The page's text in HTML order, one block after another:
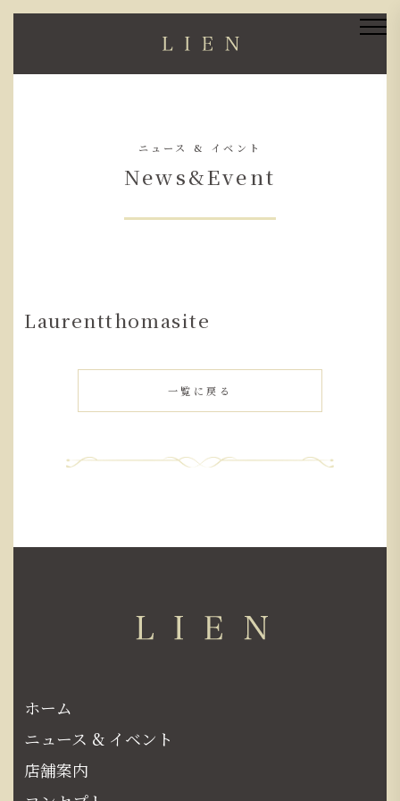
ニュース & イベント
News&Event
Laurentthomasite
一覧に戻る
ホーム
ニュース & イベント
店舗案内